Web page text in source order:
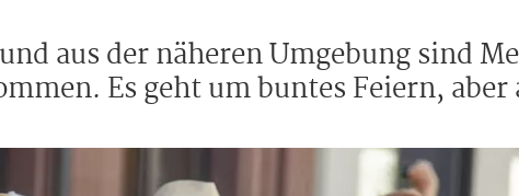
aus der näheren Umgebung sind
Es geht um buntes Feiern, aber